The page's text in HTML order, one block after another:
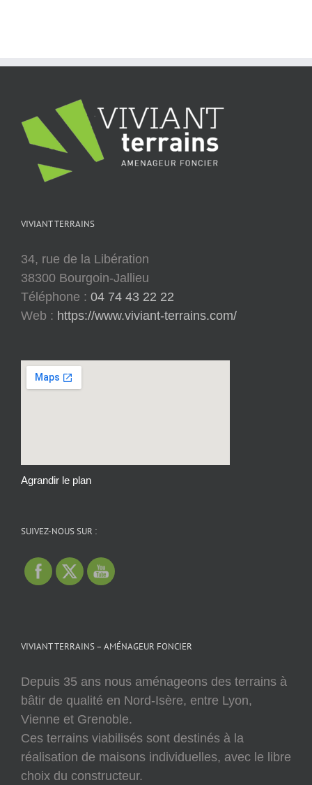
VIVIANT TERRAINS
34, rue de la Libération
38300 Bourgoin-Jallieu
Téléphone : 04 74 43 22 22
Web : https://www.viviant-terrains.com/
Agrandir le plan
SUIVEZ-NOUS SUR :
VIVIANT TERRAINS – AMÉNAGEUR FONCIER
Depuis 35 ans nous aménageons des terrains à
bâtir de qualité en Nord-Isère, entre Lyon,
Vienne et Grenoble.
Ces terrains viabilisés sont destinés à la
réalisation de maisons individuelles, avec le libre
choix du constructeur.